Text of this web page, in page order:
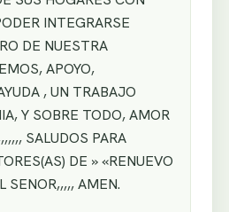
INTEGRARSE
DE NUESTRA
APOYO,
, UN TRABAJO
Y SOBRE TODO, AMOR
SALUDOS PARA
DE » «RENUEVO
SENOR,,,,, AMEN.